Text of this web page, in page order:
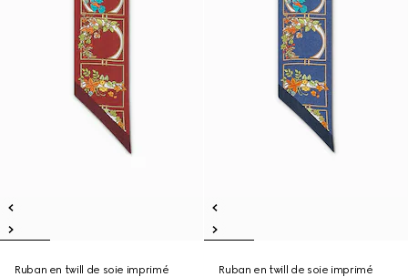
Ruban en twill de soie imprimé
Ruban en twill de soie imprimé